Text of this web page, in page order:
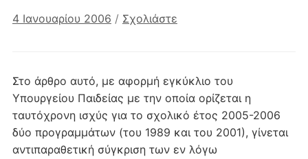
4 Ιανουαρίου 2006 / Σχολιάστε
Στο άρθρο αυτό, με αφορμή εγκύκλιο του
Υπουργείου Παιδείας με την οποία ορίζεται η
ταυτόχρονη ισχύς για το σχολικό έτος 2005-2006
δύο προγραμμάτων (του 1989 και του 2001), γίνεται
αντιπαραθετική σύγκριση των εν λόγω